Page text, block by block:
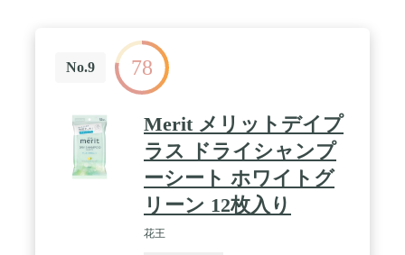
No.9 78
Merit メリットデイプ
ラス ドライシャンプ
ーシート ホワイトグ
リーン 12枚入り
花王